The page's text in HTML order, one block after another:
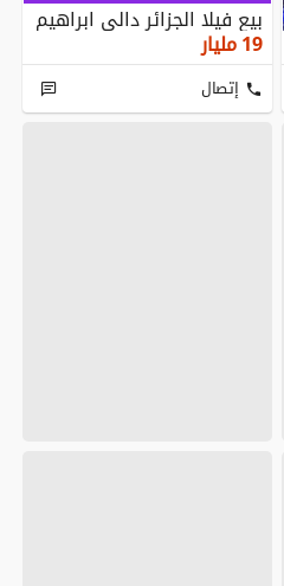
بيع فيلا الجزائر دالي ابراهيم
19مليار
إتصال